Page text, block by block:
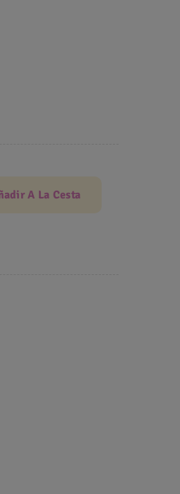
A La Cesta